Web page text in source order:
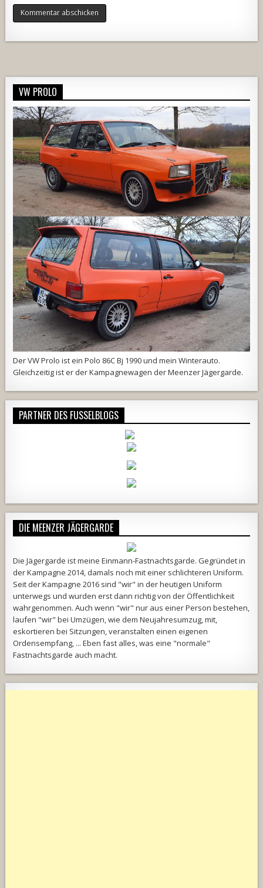
VW PROLO
Der VW Prolo ist ein Polo 86C Bj 1990 und mein Winterauto.
Gleichzeitig ist er der Kampagnewagen derMeenzer Jägergarde.
PARTNER DES FUSSELBLOGS
DIE MEENZER JÄGERGARDE
Die Jägergarde ist meine Einmann-Fastnachtsgarde. Gegründet in
der Kampagne 2014, damals noch mit einer schlichteren Uniform.
Seit der Kampagne 2016 sind "wir" in der heutigen Uniform
unterwegs und wurden erst dann richtig von der Öffentlichkeit
wahrgenommen. Auch wenn "wir" nur aus einer Person bestehen,
laufen "wir" bei Umzügen, wie dem Neujahresumzug, mit,
eskortieren bei Sitzungen, veranstalten einen eigenen
Ordensempfang, ... Eben fast alles, was eine "normale"
Fastnachtsgarde auch macht.